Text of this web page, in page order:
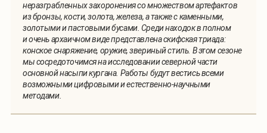
неразграбленных захоронения со множеством артефактов
из бронзы, кости, золота, железа, а также с каменными,
золотыми и пастовыми бусами. Среди находок в полном
и очень архаичном виде представлена скифская триада:
конское снаряжение, оружие, звериный стиль. В этом сезоне
мы сосредоточимся на исследовании северной части
основной насыпи кургана. Работы будут вестись всеми
возможными цифровыми и естественно-научными
методами.